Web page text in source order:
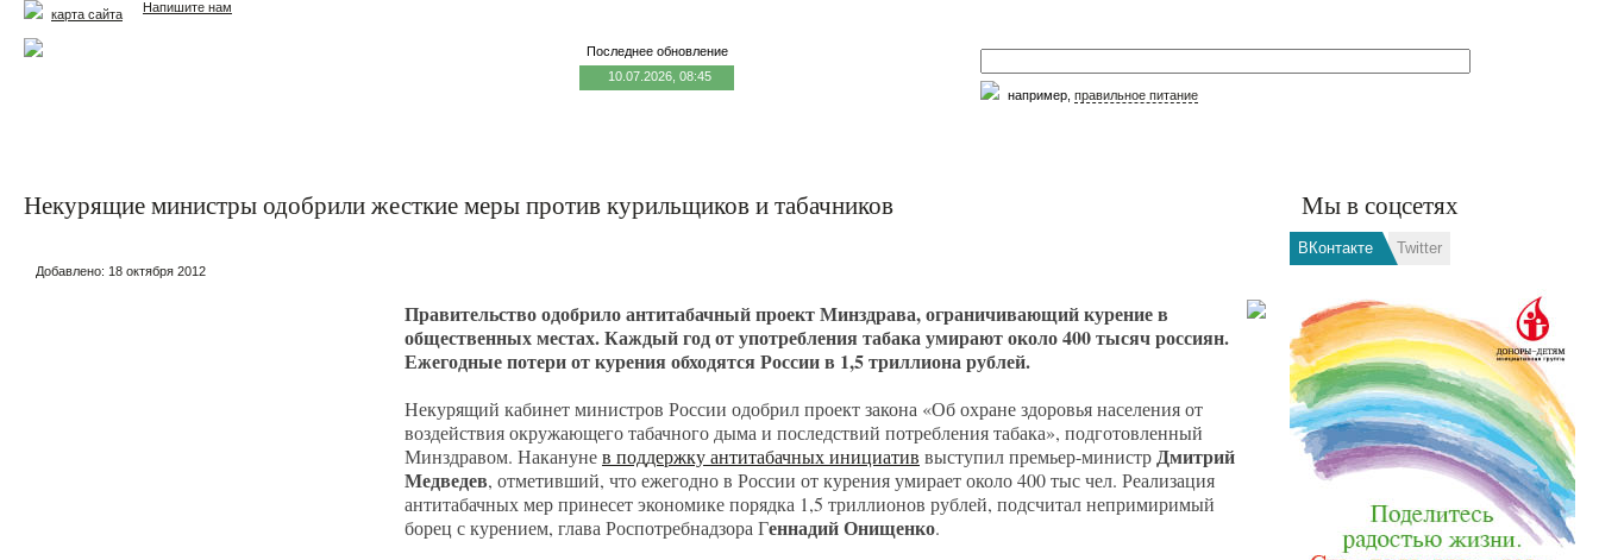
Напишите нам
например, правильное питание
карта сайта
Последнее обновление
10.07.2026, 08:45
Мы в соцсетях
ВКонтакте Twitter
Некурящие министры одобрили жесткие меры против курильщиков и табачников
Добавлено: 18 октября 2012
Правительство одобрило антитабачный проект Минздрава, ограничивающий курение в
общественных местах. Каждый год от употребления табака умирают около 400 тысяч россиян.
Ежегодные потери от курения обходятся России в 1,5 триллиона рублей.
Некурящий кабинет министров России одобрил проект закона «Об охране здоровья населения от
воздействия окружающего табачного дыма и последствий потребления табака», подготовленный
Минздравом. Наканунев поддержку антитабачных инициатив выступил премьер-министрДмитрий
Медведев, отметивший, что ежегодно в России от курения умирает около 400 тыс чел. Реализация
антитабачных мер принесет экономике порядка 1,5 триллионов рублей, подсчитал непримиримый
борец с курением, глава Роспотребнадзора Геннадий Онищенко.